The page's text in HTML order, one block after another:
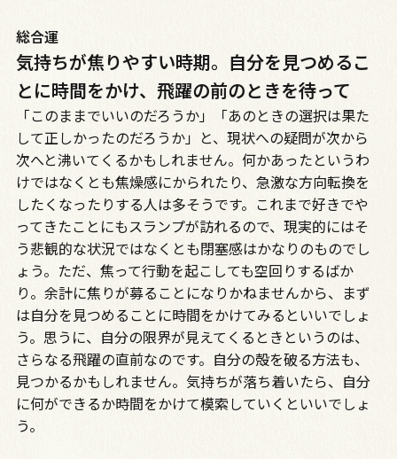
総合運
気持ちが焦りやすい時期。自分を見つめるこ
とに時間をかけ、飛躍の前のときを待って
「このままでいいのだろうか」「あのときの選択は果た
して正しかったのだろうか」と、現状への疑問が次から
次へと沸いてくるかもしれません。何かあったというわ
けではなくとも焦燥感にかられたり、急激な方向転換を
したくなったりする人は多そうです。これまで好きでや
ってきたことにもスランプが訪れるので、現実的にはそ
う悲観的な状況ではなくとも閉塞感はかなりのものでし
ょう。ただ、焦って行動を起こしても空回りするばか
り。余計に焦りが募ることになりかねませんから、まず
は自分を見つめることに時間をかけてみるといいでしょ
う。思うに、自分の限界が見えてくるときというのは、
さらなる飛躍の直前なのです。自分の殻を破る方法も、
見つかるかもしれません。気持ちが落ち着いたら、自分
に何ができるか時間をかけて模索していくといいでしょ
う。